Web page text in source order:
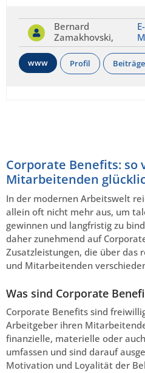
Bernard
Zamakhovski,
E-
www Profil
Corporate Benefits: so
Mitarbeitenden
In der modernen Arbeitswelt
allein oft nicht mehr aus, um
gewinnen und langfristig zu
daher zunehmend auf
Zusatzleistungen, die über das
und Mitarbeitenden
Was sind Corporate
Corporate Benefits sind
Arbeitgeber ihren
finanzielle, materielle oder
umfassen und sind darauf
Motivation und Loyalität der